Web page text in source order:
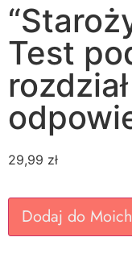
Test
29,99 zł
Dodaj do